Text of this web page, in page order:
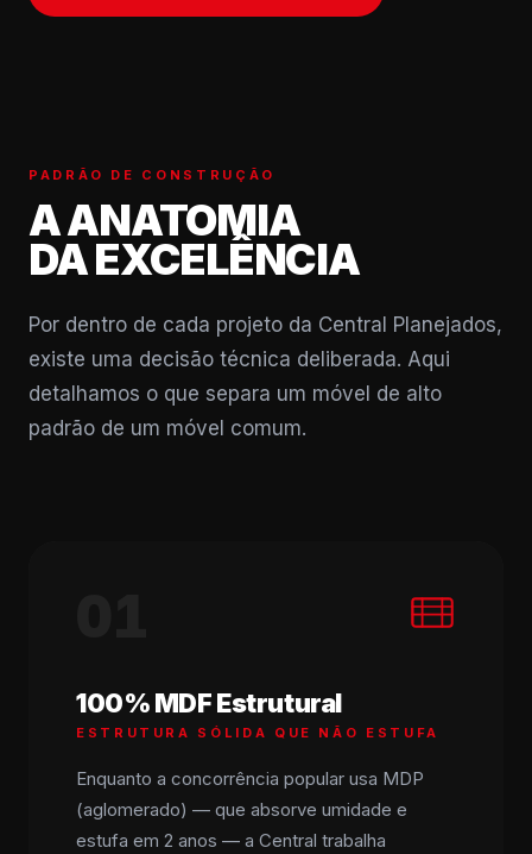
PADRÃO DE CONSTRUÇÃO
A ANATOMIA
DA EXCELÊNCIA
Por dentro de cada projeto da Central Planejados,
existe uma decisão técnica deliberada. Aqui
detalhamos o que separa um móvel de alto
padrão de um móvel comum.
100% MDF Estrutural
ESTRUTURA SÓLIDA QUE NÃO ESTUFA
Enquanto a concorrência popular usa MDP
(aglomerado) — que absorve umidade e
estufa em 2 anos — a Central trabalha